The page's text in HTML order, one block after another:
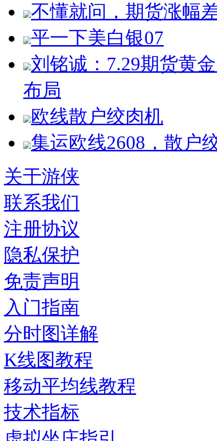
不懂就问，期货涨幅
平一下美白银07
刘铭诚：7.29期货黄
布局
欧线散户绞肉机
集运欧线2608，散户
关于游侠
联系我们
注册协议
隐私保护
免责声明
入门指南
分时图详解
K线图教程
移动平均线教程
技术指标